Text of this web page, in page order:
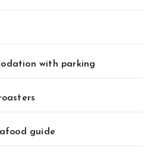
with parking
guide